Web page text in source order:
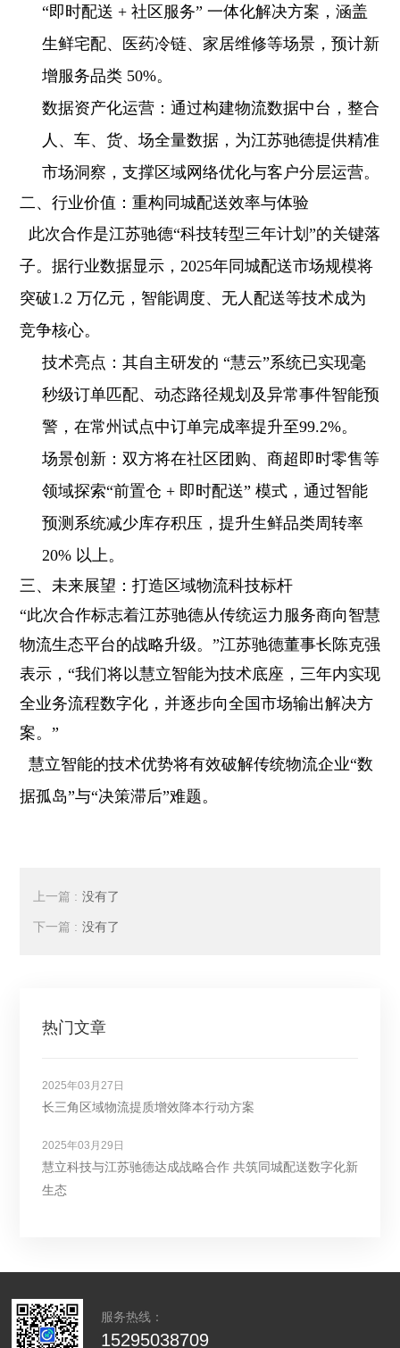
“即时配送 + 社区服务” 一体化解决方案，涵盖
生鲜宅配、医药冷链、家居维修等场景，预计新
增服务品类 50%。
数据资产化运营：通过构建物流数据中台，整合
人、车、货、场全量数据，为江苏驰德提供精准
市场洞察，支撑区域网络优化与客户分层运营。
二、行业价值：重构同城配送效率与体验
此次合作是江苏驰德“科技转型三年计划”的关键落
子。据行业数据显示，2025年同城配送市场规模将
突破1.2 万亿元，智能调度、无人配送等技术成为
竞争核心。
技术亮点 ：其自主研发的 “慧云”系统已实现毫
秒级订单匹配、动态路径规划及异常事件智能预
警，在常州试点中订单完成率提升至99.2%。
场景创新： 双方将在社区团购、商超即时零售等
领域探索“前置仓 + 即时配送” 模式，通过智能
预测系统减少库存积压，提升生鲜品类周转率
20% 以上。
三、未来展望：打造区域物流科技标杆
“此次合作标志着江苏驰德从传统运力服务商向智慧
物流生态平台的战略升级。”江苏驰德董事长陈克强
表示，“我们将以慧立智能为技术底座，三年内实现
全业务流程数字化，并逐步向全国市场输出解决方
案。”
慧立智能的技术优势将有效破解传统物流企业“数
据孤岛”与“决策滞后”难题。
上一篇 : 没有了
下一篇 : 没有了
热门文章
2025年03月27日
长三角区域物流提质增效降本行动方案
2025年03月29日
慧立科技与江苏驰德达成战略合作 共筑同城配送数字化新
生态
服务热线：
15295038709